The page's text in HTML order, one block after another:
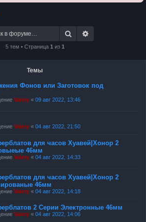
Поиск
5 тем • Страница 1 из 1
Темы
Фонов или Заготовок под
Valery « 09 авг 2022, 13:46
Valery « 04 авг 2022, 21:50
для часов Хуавей|Хонор 2
46мм
Valery « 04 авг 2022, 14:33
для часов Хуавей|Хонор 2
46мм
Valery « 04 авг 2022, 14:18
2 Серии Электронные 46мм
Valery « 04 авг 2022, 14:06